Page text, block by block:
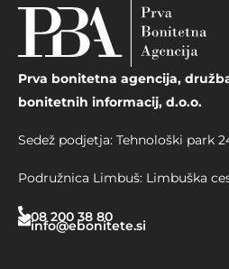
Prva bonitetna agencija,
bonitetnih informacij, d.o.o.
Sedež podjetja: Tehnološki park
Podružnica Limbuš: Limbuška
08 200 38 80
info@ebonitete.si